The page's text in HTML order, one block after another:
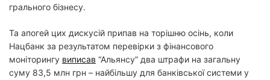
грального бізнесу.
Та апогей цих дискусій припав на торішню осінь, коли
Нацбанк за результатом перевірки з фінансового
моніторингу виписав “Альянсу” два штрафи на загальну
суму 83,5 млн грн – найбільшу для банківської системи у